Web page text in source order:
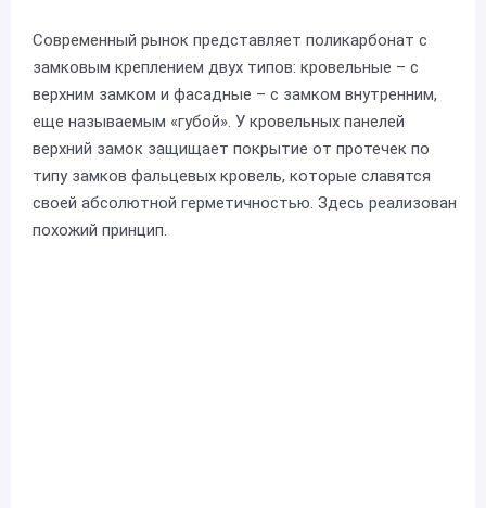
Современный рынок представляет поликарбонат с
замковым креплением двух типов: кровельные – с
верхним замком и фасадные – с замком внутренним,
еще называемым «губой». У кровельных панелей
верхний замок защищает покрытие от протечек по
типу замков фальцевых кровель, которые славятся
своей абсолютной герметичностью. Здесь реализован
похожий принцип.